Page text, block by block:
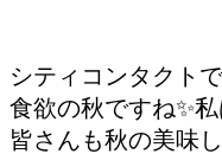
シティコンタクト
食欲の秋ですね✨
皆さんも秋の美味